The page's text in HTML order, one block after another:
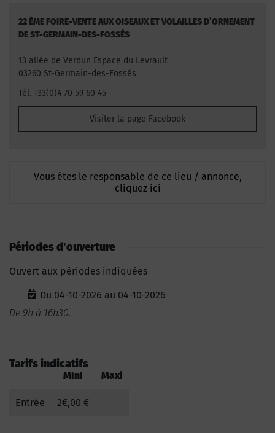
22 ÈME FOIRE-VENTE AUX OISEAUX ET VOLAILLES D’ORNEMENT
DE ST-GERMAIN-DES-FOSSÉS
13 allée de Verdun Espace du Levrault
03260 St-Germain-des-Fossés
Tél. +33(0)4 70 59 60 45
Visiter la page Facebook
Vous êtes le responsable de ce lieu / annonce,
cliquez ici
Périodes d'ouverture
Ouvert aux périodes indiquées
Du 04-10-2026 au 04-10-2026
De 9h à 16h30.
Tarifs indicatifs
Mini Maxi
Entrée 2€,00 €